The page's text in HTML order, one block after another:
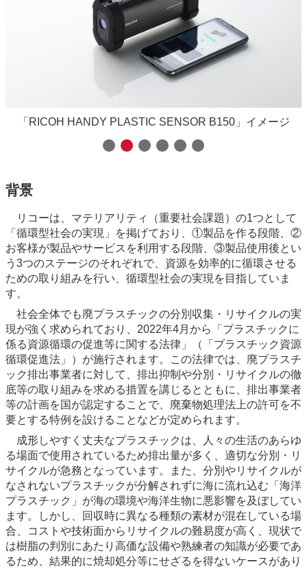
「RICOH HANDY PLASTIC SENSOR B150」イメージ
背景
リコーは、マテリアリティ（重要社会課題）の1つとして
「循環型社会の実現」を掲げており、①製品を作る段階、②
お客様が製品やサービスを利用する段階、③製品使用後とい
う3つのステージのそれぞれで、資源を効率的に循環させる
ための取り組みを行い、循環型社会の実現を目指していま
す。
社会全体でも廃プラスチックの分別収集・リサイクルの実
現が強く求められており、2022年4月から「プラスチックに
係る資源循環の促進等に関する法律」（「プラスチック資源
循環促進法」）が施行されます。この法律では、廃プラスチ
ック排出事業者に対して、排出抑制や分別・リサイクルの徹
底等の取り組みを求める措置を講じるとともに、排出事業者
等の計画を国が認定することで、廃棄物処理法上の許可を不
要とする特例を設けることなどが定められます。
成形しやすく丈夫なプラスチックは、人々の生活のあらゆ
る場面で使用されているため排出量が多く、適切な分別・リ
サイクルが急務となっています。また、分別やリサイクルが
なされないプラスチックが分解されずに海に流れ込む「海洋
プラスチック」が海の環境や海洋生物に悪影響を及ぼしてい
ます。しかし、回収時に異なる種類の素材が混在している場
合、コストや技術面からリサイクルの難易度が高く、現状で
は樹脂の判別にあたり高価な設備や熟練者の知識が必要であ
るため、結果的に焼却処分等にせざるを得ないケースがあり